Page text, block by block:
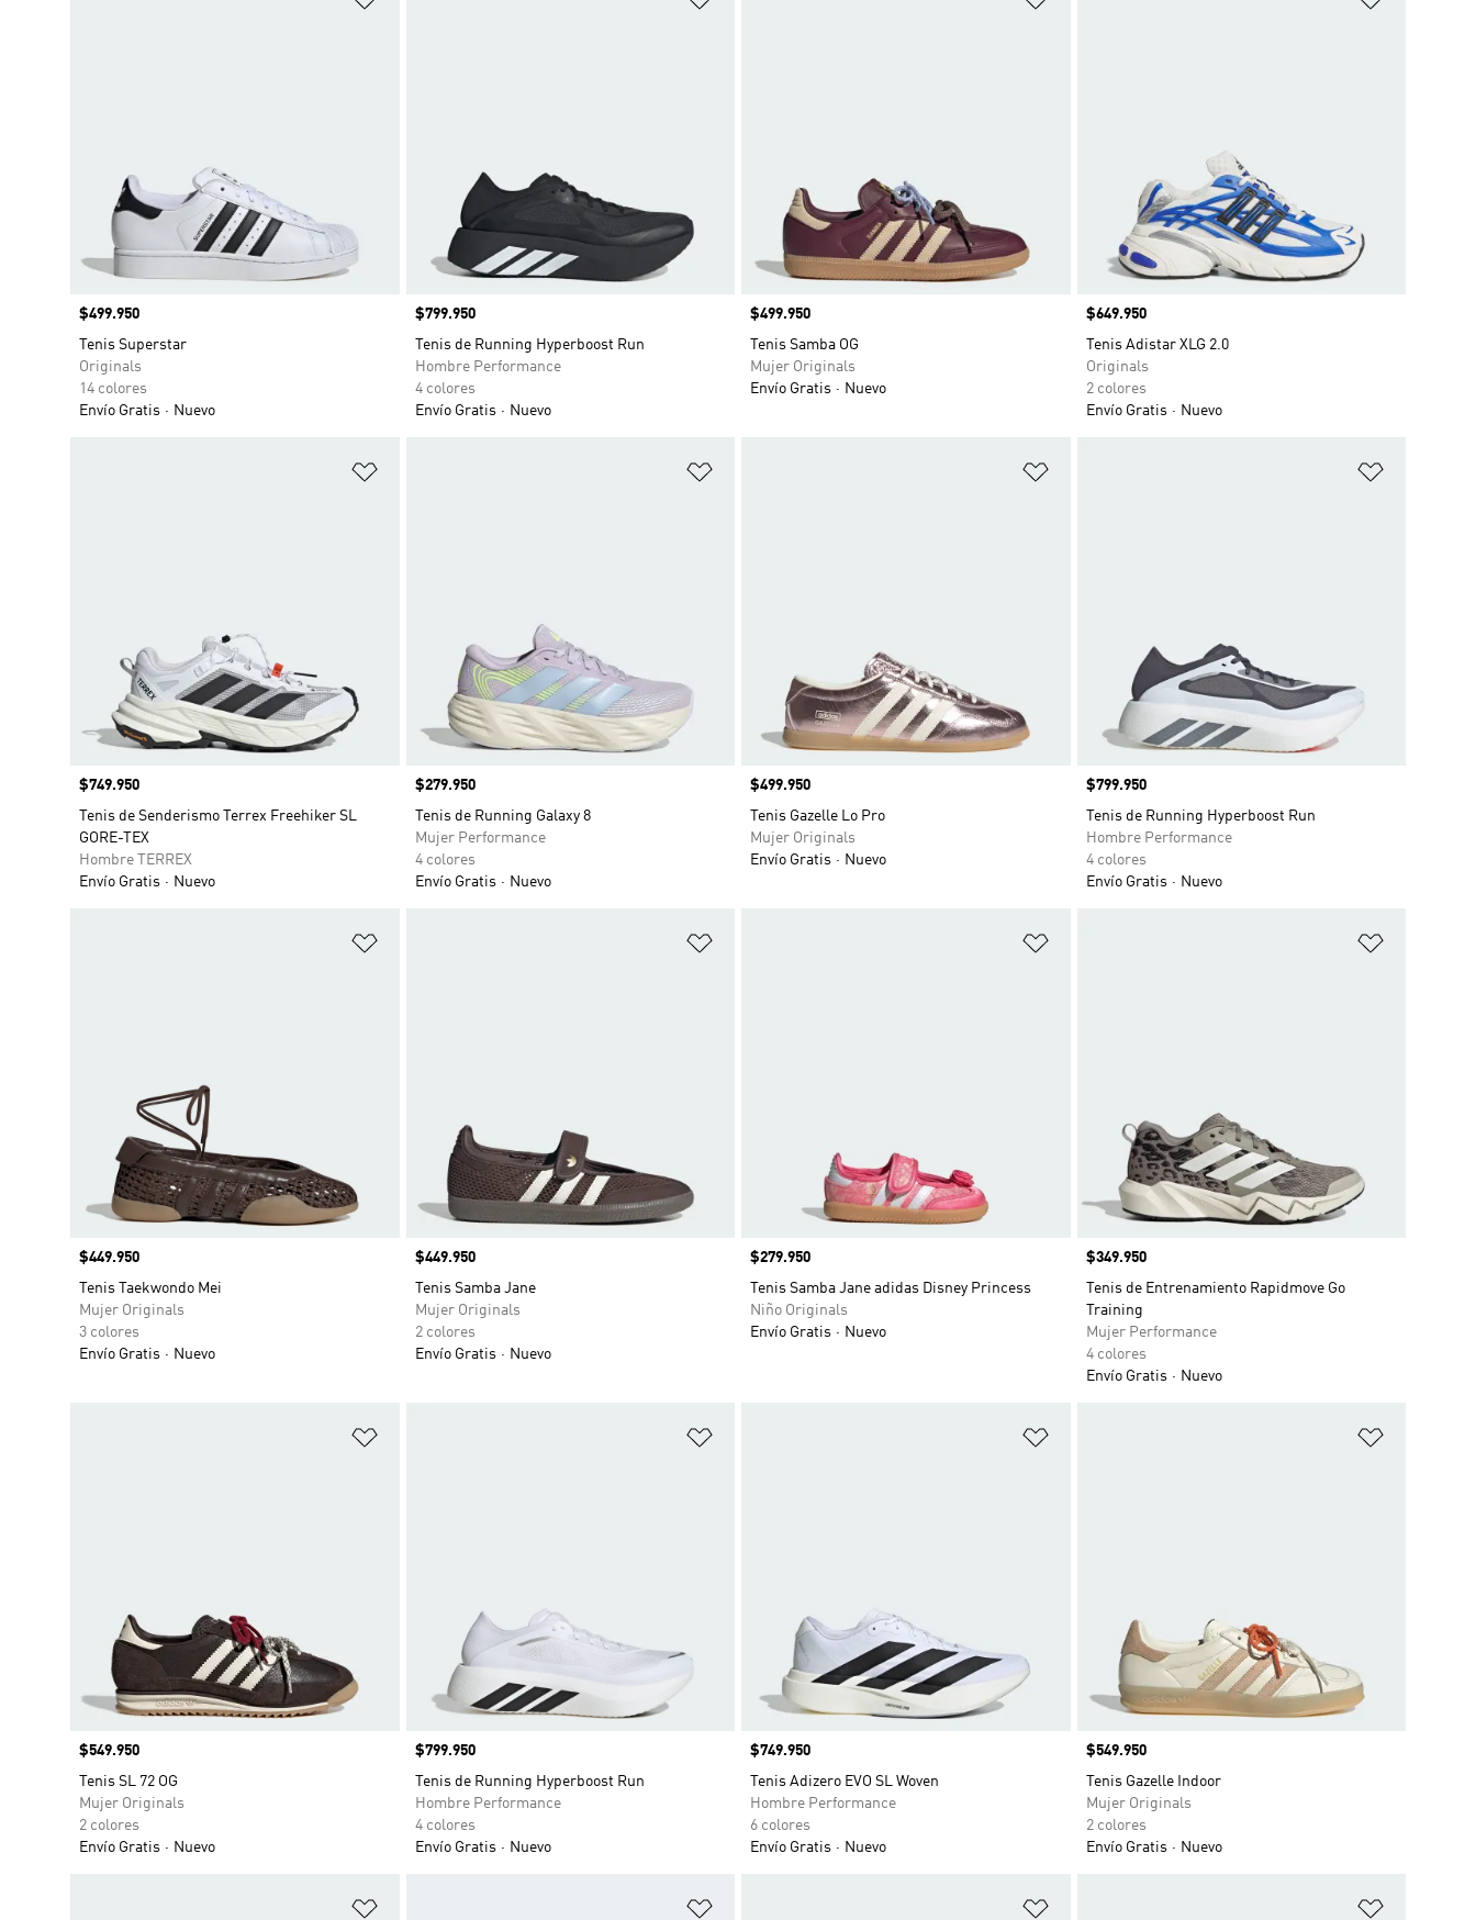
Precio
$499.950
Tenis Superstar
Originals
14 colores
Envío Gratis
Nuevo
Precio
$799.950
Tenis de Running Hyperboost Run
Hombre Performance
4 colores
Envío Gratis
Nuevo
Precio
$499.950
Tenis Samba OG
Mujer Originals
Envío Gratis
Nuevo
Precio
$649.950
Tenis Adistar XLG 2.0
Originals
2 colores
Envío Gratis
Nuevo
Precio
$749.950
Tenis de Senderismo Terrex Freehiker SL
GORE-TEX
Hombre TERREX
Envío Gratis
Nuevo
Precio
$279.950
Tenis de Running Galaxy 8
Mujer Performance
4 colores
Envío Gratis
Nuevo
Precio
$499.950
Tenis Gazelle Lo Pro
Mujer Originals
Envío Gratis
Nuevo
Precio
$799.950
Tenis de Running Hyperboost Run
Hombre Performance
4 colores
Envío Gratis
Nuevo
Precio
$449.950
Tenis Taekwondo Mei
Mujer Originals
3 colores
Envío Gratis
Nuevo
Precio
$449.950
Tenis Samba Jane
Mujer Originals
2 colores
Envío Gratis
Nuevo
Precio
$279.950
Tenis Samba Jane adidas Disney Princess
Niño Originals
Envío Gratis
Nuevo
Precio
$349.950
Tenis de Entrenamiento Rapidmove Go
Training
Mujer Performance
4 colores
Envío Gratis
Nuevo
Precio
$549.950
Tenis SL 72 OG
Mujer Originals
2 colores
Envío Gratis
Nuevo
Precio
$799.950
Tenis de Running Hyperboost Run
Hombre Performance
4 colores
Envío Gratis
Nuevo
Precio
$749.950
Tenis Adizero EVO SL Woven
Hombre Performance
6 colores
Envío Gratis
Nuevo
Precio
$549.950
Tenis Gazelle Indoor
Mujer Originals
2 colores
Envío Gratis
Nuevo